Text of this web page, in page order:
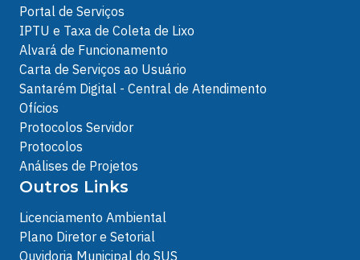
Portal de Serviços
IPTU e Taxa de Coleta de Lixo
Alvará de Funcionamento
Carta de Serviços ao Usuário
Santarém Digital - Central de Atendimento
Ofícios
Protocolos Servidor
Protocolos
Análises de Projetos
Outros Links
Licenciamento Ambiental
Plano Diretor e Setorial
Ouvidoria Municipal do SUS